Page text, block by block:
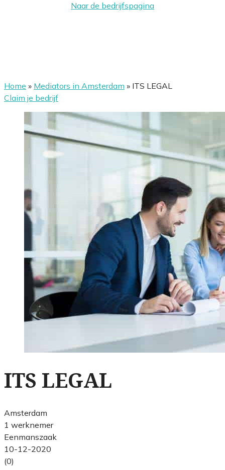
Naar de bedrijfspagina
Home » Mediators in Amsterdam » ITS LEGAL
Claim je bedrijf
ITS LEGAL
Amsterdam
1 werknemer
Eenmanszaak
10-12-2020
(0)